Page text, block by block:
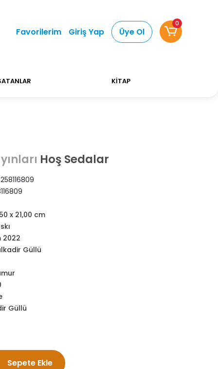
Kargo Ücretsiz! Bizi tercih
Favorilerim Giriş Yap Üye Ol
0
KİTAP
Hoş Sedalar
x 21,00 cm
2022
Güllü
Güllü
Sepete Ekle